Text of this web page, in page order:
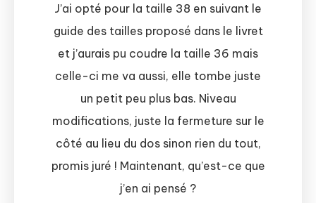
J’ai opté pour la taille 38 en suivant le
guide des tailles proposé dans le livret
et j’aurais pu coudre la taille 36 mais
celle-ci me va aussi, elle tombe juste
un petit peu plus bas. Niveau
modifications, juste la fermeture sur le
côté au lieu du dos sinon rien du tout,
promis juré ! Maintenant, qu’est-ce que
j’en ai pensé ?